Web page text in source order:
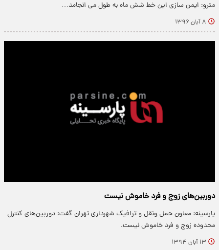
مترو: ایمن سازی این خط شش ماه به طول می انجامد…
۸ آبان ۱۳۹۶
دوربین‌های زوج و فرد خاموش نیست
پارسینه: معاون حمل ونقل و ترافیک شهرداری تهران گفت: دوربین‌های کنترل
محدوده زوج و فرد خاموش نیست.
۱۳ آبان ۱۳۹۴